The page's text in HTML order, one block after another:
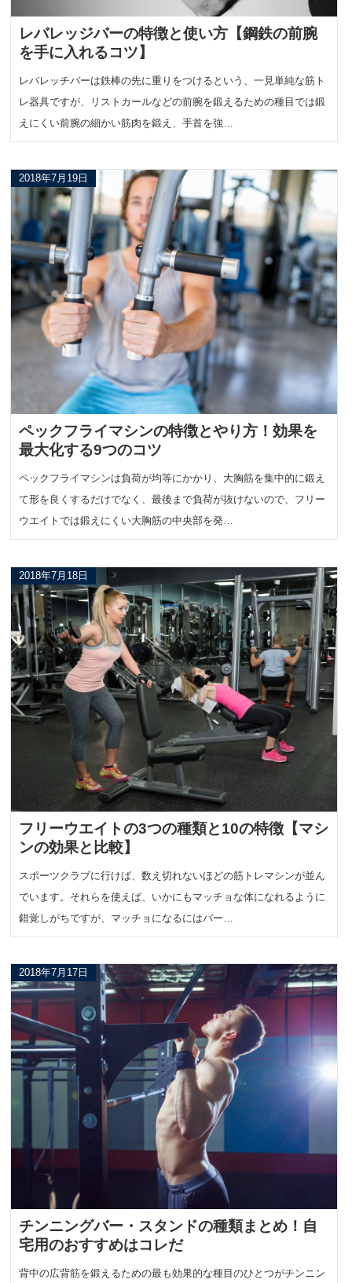
レバレッジバーの特徴と使い方【鋼鉄の前腕
を手に入れるコツ】
レバレッチバーは鉄棒の先に重りをつけるという、一見単純な筋ト
レ器具ですが、リストカールなどの前腕を鍛えるための種目では鍛
えにくい前腕の細かい筋肉を鍛え、手首を強…
2018年7月19日
ペックフライマシンの特徴とやり方！効果を
最大化する9つのコツ
ペックフライマシンは負荷が均等にかかり、大胸筋を集中的に鍛え
て形を良くするだけでなく、最後まで負荷が抜けないので、フリー
ウエイトでは鍛えにくい大胸筋の中央部を発…
2018年7月18日
フリーウエイトの3つの種類と10の特徴【マシ
ンの効果と比較】
スポーツクラブに行けば、数え切れないほどの筋トレマシンが並ん
でいます。それらを使えば、いかにもマッチョな体になれるように
錯覚しがちですが、マッチョになるにはバー…
2018年7月17日
チンニングバー・スタンドの種類まとめ！自
宅用のおすすめはコレだ
背中の広背筋を鍛えるための最も効果的な種目のひとつがチンニン